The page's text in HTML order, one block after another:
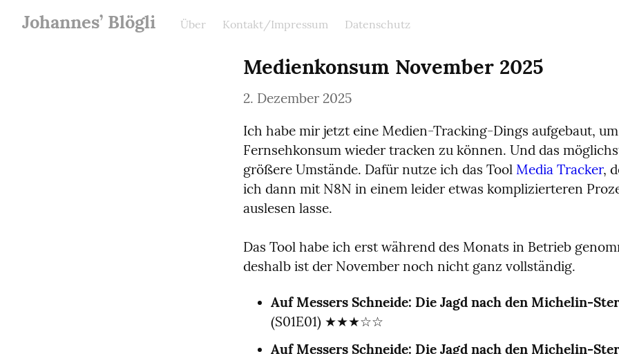
Johannes’ Blögli Über Kontakt/Impressum Datenschutz
Medienkonsum November 2025
2. Dezember 2025
Ich habe mir jetzt eine Medien-Tracking-Dings aufgebaut,
Fernsehkonsum wieder tracken zu können. Und das
größere Umstände. Dafür nutze ich das Tool Media Tracker,
ich dann mit N8N in einem leider etwas komplizierteren
auslesen lasse.
Das Tool habe ich erst während des Monats in Betrieb
deshalb ist der November noch nicht ganz vollständig.
Auf Messers Schneide: Die Jagd nach den Michelin-
(S01E01) ★★★☆☆
Auf Messers Schneide: Die Jagd nach den Michelin-